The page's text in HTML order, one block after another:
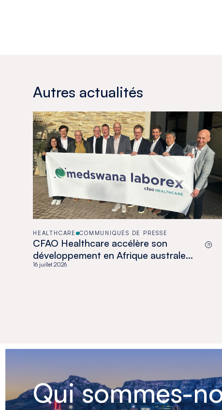
Autres actualités
HEALTHCARE COMMUNIQUÉS DE PRESSE
CFAO Healthcare accélère son
développement en Afrique australe
avec l’acquisition de Medswana au
16 juillet 2026
Qui sommes-